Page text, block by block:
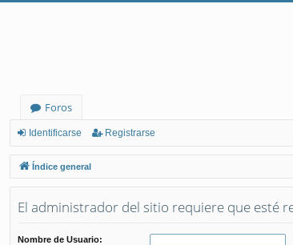
Foros
Identificarse Registrarse
Índice general
El administrador del sitio requiere que esté
Nombre de Usuario: